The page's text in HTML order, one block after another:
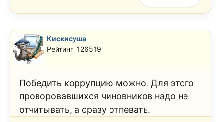
Кискисуша
Рейтинг: 126519
Победить коррупцию можно. Для этого
проворовавшихся чиновников надо не
отчитывать, а сразу отпевать.